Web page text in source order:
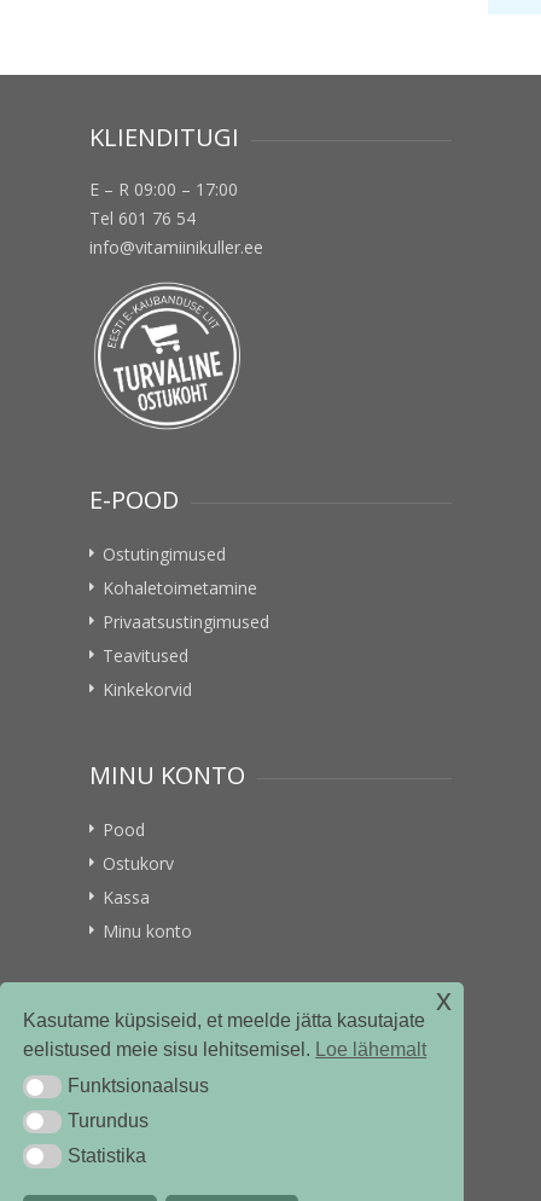
Kasutame küpsiseid, et meelde jätta kasutajate
eelistused meie sisu lehitsemisel. Loe lähemalt
Funktsionaalsus
Funktsionaalsus
TurundusTurundus
StatistikaStatistika
x
KLIENDITUGI
E – R 09:00 – 17:00
Tel 601 76 54
info@vitamiinikuller.ee
E-POOD
Ostutingimused
Kohaletoimetamine
Privaatsustingimused
Teavitused
Kinkekorvid
MINU KONTO
Pood
Ostukorv
Kassa
Minu konto
VITAMIINIKULLER.EE